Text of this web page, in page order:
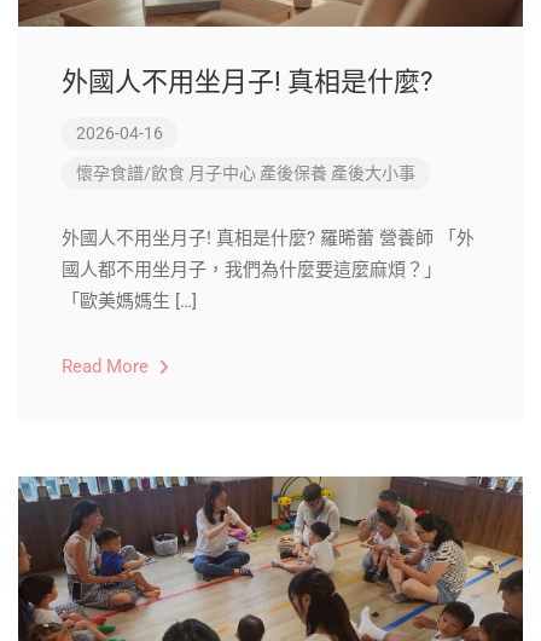
外國人不用坐月子! 真相是什麼?
2026-04-16
懷孕食譜/飲食 月子中心 產後保養 產後大小事
外國人不用坐月子! 真相是什麼? 羅晞蕾 營養師 「外
國人都不用坐月子，我們為什麼要這麼麻煩？」
「歐美媽媽生 […]
Read More